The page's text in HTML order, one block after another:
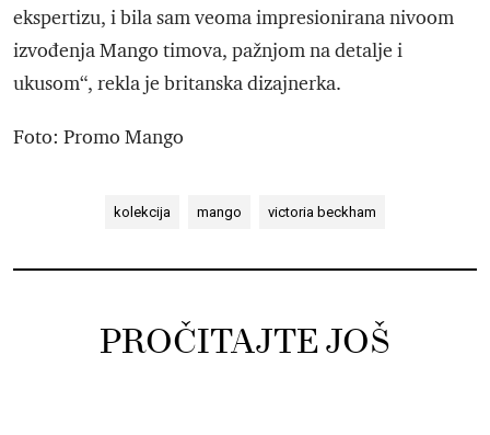
ekspertizu, i bila sam veoma impresionirana nivoom
izvođenja Mango timova, pažnjom na detalje i
ukusom“, rekla je britanska dizajnerka.
Foto: Promo Mango
kolekcija mango victoria beckham
PROČITAJTE JOŠ